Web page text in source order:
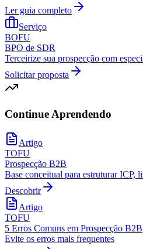
Ler guia completo
Serviço
BOFU
BPO de SDR
Terceirize sua prospecção com
Solicitar proposta
Continue Aprendendo
Artigo
TOFU
Prospecção B2B
Base conceitual para estruturar ICP,
Descobrir
Artigo
TOFU
5 Erros Comuns em Prospecção B2B
Evite os erros mais frequentes